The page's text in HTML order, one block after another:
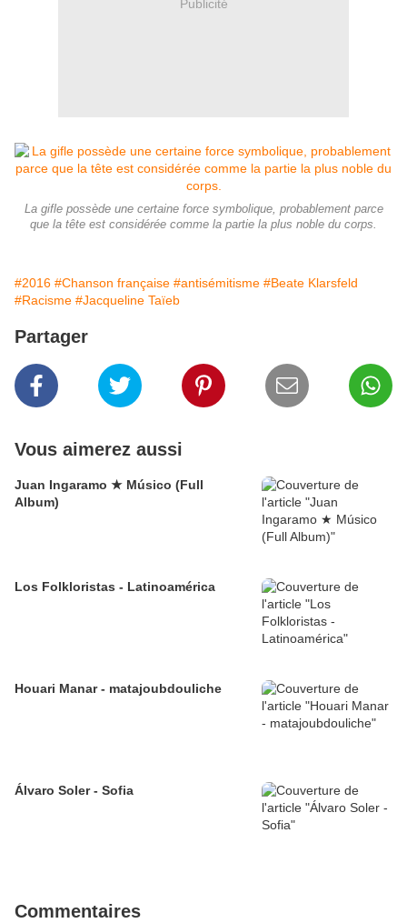
Publicité
La gifle possède une certaine force symbolique, probablement parce
que la tête est considérée comme la partie la plus noble du corps.
#2016 #Chanson française #antisémitisme #Beate Klarsfeld
#Racisme #Jacqueline Taïeb
Partager
Vous aimerez aussi
Juan Ingaramo ★ Músico (Full
Album)
Los Folkloristas - Latinoamérica
Houari Manar - matajoubdouliche
Álvaro Soler - Sofia
Commentaires